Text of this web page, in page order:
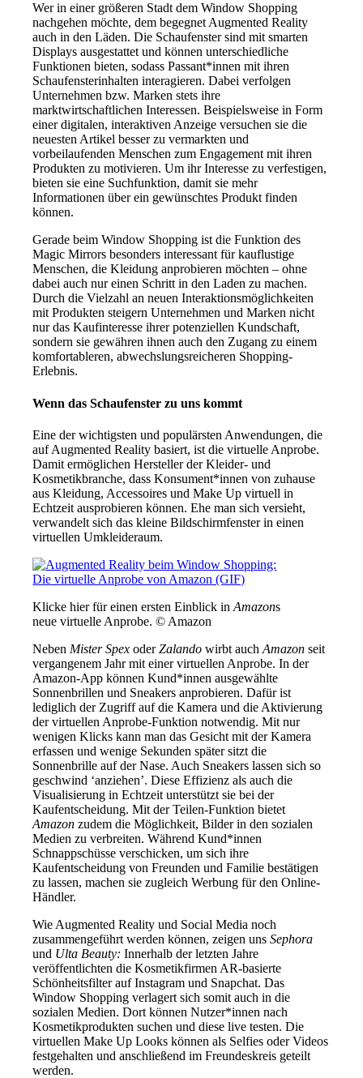
Wer in einer größeren Stadt dem Window Shopping
nachgehen möchte, dem begegnet Augmented Reality
auch in den Läden. Die Schaufenster sind mit smarten
Displays ausgestattet und können unterschiedliche
Funktionen bieten, sodass Passant*innen mit ihren
Schaufensterinhalten interagieren. Dabei verfolgen
Unternehmen bzw. Marken stets ihre
marktwirtschaftlichen Interessen. Beispielsweise in Form
einer digitalen, interaktiven Anzeige versuchen sie die
neuesten Artikel besser zu vermarkten und
vorbeilaufenden Menschen zum Engagement mit ihren
Produkten zu motivieren. Um ihr Interesse zu verfestigen,
bieten sie eine Suchfunktion, damit sie mehr
Informationen über ein gewünschtes Produkt finden
können.
Gerade beim Window Shopping ist die Funktion des
Magic Mirrors besonders interessant für kauflustige
Menschen, die Kleidung anprobieren möchten – ohne
dabei auch nur einen Schritt in den Laden zu machen.
Durch die Vielzahl an neuen Interaktionsmöglichkeiten
mit Produkten steigern Unternehmen und Marken nicht
nur das Kaufinteresse ihrer potenziellen Kundschaft,
sondern sie gewähren ihnen auch den Zugang zu einem
komfortableren, abwechslungsreicheren Shopping-
Erlebnis.
Wenn das Schaufenster zu uns kommt
Eine der wichtigsten und populärsten Anwendungen, die
auf Augmented Reality basiert, ist die virtuelle Anprobe.
Damit ermöglichen Hersteller der Kleider- und
Kosmetikbranche, dass Konsument*innen von zuhause
aus Kleidung, Accessoires und Make Up virtuell in
Echtzeit ausprobieren können. Ehe man sich versieht,
verwandelt sich das kleine Bildschirmfenster in einen
virtuellen Umkleideraum.
Klicke hier für einen ersten Einblick inAmazons
neue virtuelle Anprobe. © Amazon
Neben Mister SpexoderZalando wirbt auchAmazon seit
vergangenem Jahr mit einer virtuellen Anprobe. In der
Amazon-App können Kund*innen ausgewählte
Sonnenbrillen und Sneakers anprobieren. Dafür ist
lediglich der Zugriff auf die Kamera und die Aktivierung
der virtuellen Anprobe-Funktion notwendig. Mit nur
wenigen Klicks kann man das Gesicht mit der Kamera
erfassen und wenige Sekunden später sitzt die
Sonnenbrille auf der Nase. Auch Sneakers lassen sich so
geschwind ‘anziehen’. Diese Effizienz als auch die
Visualisierung in Echtzeit unterstützt sie bei der
Kaufentscheidung. Mit der Teilen-Funktion bietet
Amazonzudem die Möglichkeit, Bilder in den sozialen
Medien zu verbreiten. Während Kund*innen
Schnappschüsse verschicken, um sich ihre
Kaufentscheidung von Freunden und Familie bestätigen
zu lassen, machen sie zugleich Werbung für den Online-
Händler.
Wie Augmented Reality und Social Media noch
zusammengeführt werden können, zeigen unsSephora
und Ulta Beauty: Innerhalb der letzten Jahre
veröffentlichten die Kosmetikfirmen AR-basierte
Schönheitsfilter auf Instagram und Snapchat. Das
Window Shopping verlagert sich somit auch in die
sozialen Medien. Dort können Nutzer*innen nach
Kosmetikprodukten suchen und diese live testen. Die
virtuellen Make Up Looks können als Selfies oder Videos
festgehalten und anschließend im Freundeskreis geteilt
werden.